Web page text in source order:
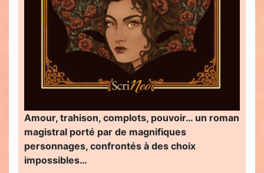
Amour, trahison, complots, pouvoir… un roman
magistral porté par de magnifiques
personnages, confrontés à des choix
impossibles…